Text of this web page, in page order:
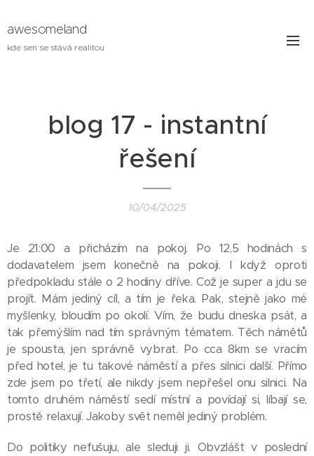
awesomeland
kde sen se stává realitou
blog 17 - instantní
řešení
10/04/2025
Je 21:00 a přicházím na pokoj. Po 12,5 hodinách s
dodavatelem jsem konečně na pokoji. I když oproti
předpokladu stále o 2 hodiny dříve. Což je super a jdu se
projít. Mám jediný cíl, a tím je řeka. Pak, stejně jako mé
myšlenky, bloudím po okolí. Vím, že budu dneska psát, a
tak přemýšlím nad tím správným tématem. Těch námětů
je spousta, jen správně vybrat. Po cca 8km se vracím
před hotel, je tu takové náměstí a přes silnici další. Přímo
zde jsem po třetí, ale nikdy jsem nepřešel onu silnici. Na
tomto druhém náměstí sedí místní a povídají si, líbají se,
prostě relaxují. Jakoby svět neměl jediný problém.
Do politiky nefušuju, ale sleduji ji. Obvzlášt v poslední